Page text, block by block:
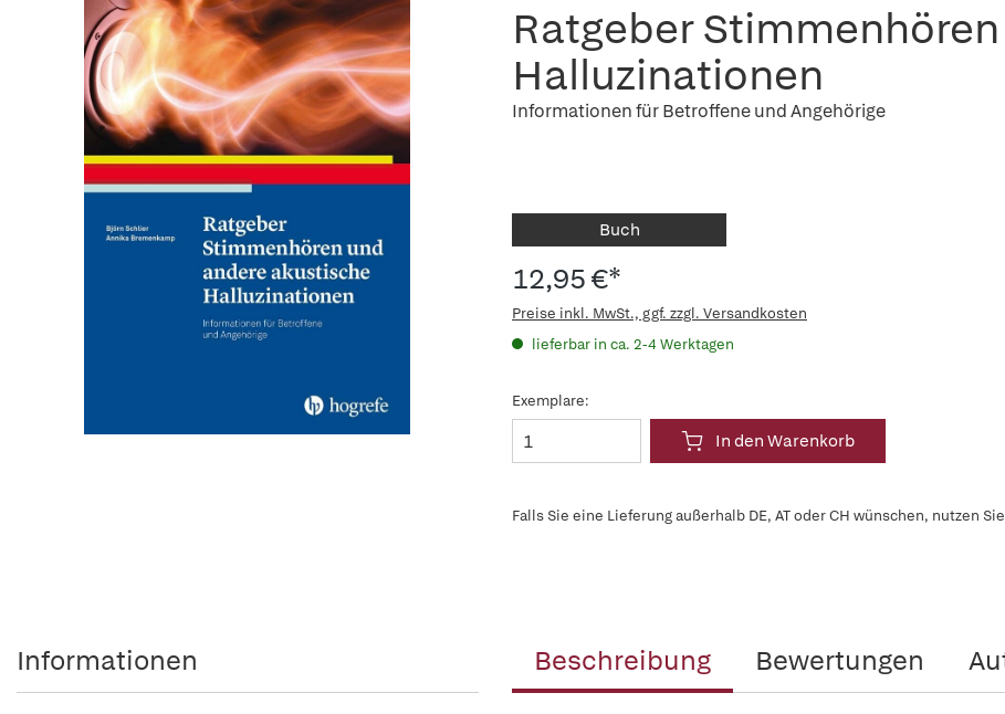
Ratgeber
Halluzinationen
Informationen für Betroffene und Angehörige
Buch
12,95 €*
Preise inkl. MwSt., ggf. zzgl. Versandkosten
lieferbar in ca. 2-4 Werktagen
Exemplare:
In den Warenkorb
Falls Sie eine Lieferung außerhalb DE, AT oder CH wünschen, nutzen
Beschreibung Bewertungen
Informationen